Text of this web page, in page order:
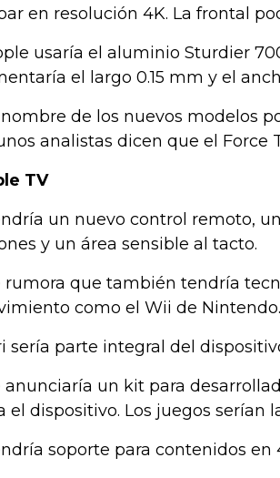
en resolución 4K. La frontal
usaría el aluminio Sturdier
el largo 0.15 mm y el
de los nuevos modelos
analistas dicen que el Force
TV
un nuevo control remoto,
y un área sensible al tacto.
rumora que también tendría
como el Wii de Nintendo.
sería parte integral del
anunciaría un kit para
el dispositivo. Los juegos serían
soporte para contenidos en